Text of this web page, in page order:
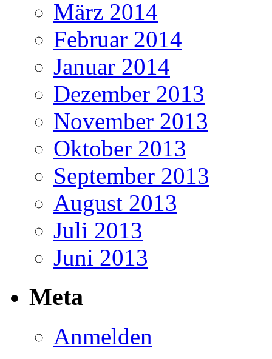
März 2014
Februar 2014
Januar 2014
Dezember 2013
November 2013
Oktober 2013
September 2013
August 2013
Juli 2013
Juni 2013
Meta
Anmelden